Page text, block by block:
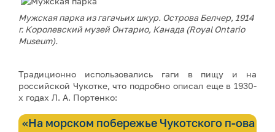
Мужская парка из гагачьих шкур. Острова Белчер, 1914
г. Королевский музей Онтарио, Канада (Royal Ontario
Museum).
Традиционно использовались гаги в пищу и на
российской Чукотке, что подробно описал еще в 1930-
х годах Л. А. Портенко:
«На морском побережье Чукотского п-ова